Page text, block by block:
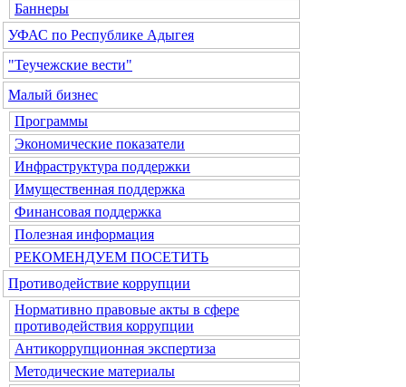
Баннеры
УФАС по Республике Адыгея
"Теучежские вести"
Малый бизнес
Программы
Экономические показатели
Инфраструктура поддержки
Имущественная поддержка
Финансовая поддержка
Полезная информация
РЕКОМЕНДУЕМ ПОСЕТИТЬ
Противодействие коррупции
Нормативно правовые акты в сфере
противодействия коррупции
Антикоррупционная экспертиза
Методические материалы